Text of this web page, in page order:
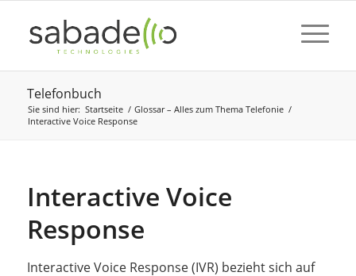
Telefonbuch
Sie sind hier: Startseite / Glossar – Alles zum Thema Telefonie /
Interactive Voice Response
Interactive Voice
Response
Interactive Voice Response (IVR) bezieht sich auf